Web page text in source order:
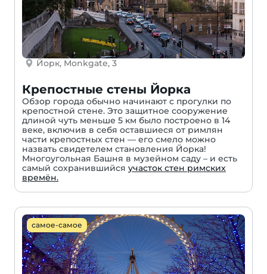
Йорк, Monkgate, 3
Крепостные стены Йорка
Обзор города обычно начинают с прогулки по
крепостной стене. Это защитное сооружение
длиной чуть меньше 5 км было построено в 14
веке, включив в себя оставшиеся от римлян
части крепостных стен — его смело можно
назвать свидетелем становления Йорка!
Многоугольная Башня в музейном саду – и есть
самый сохранившийся участок стен римских
времён.
самое-самое